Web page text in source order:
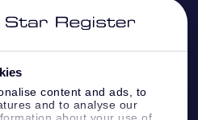
content and ads, to
and to analyse our
about your use of
me to the stars